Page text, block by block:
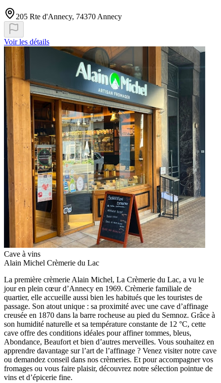
205 Rte d'Annecy, 74370 Annecy
Voir les détails
Cave à vins
Alain Michel Crèmerie du Lac
La première crèmerie Alain Michel, La Crèmerie du Lac, a vu le
jour en plein cœur d’Annecy en 1969. Crèmerie familiale de
quartier, elle accueille aussi bien les habitués que les touristes de
passage. Son atout unique : sa proximité avec une cave d’affinage
creusée en 1870 dans la barre rocheuse au pied du Semnoz. Grâce à
son humidité naturelle et sa température constante de 12 °C, cette
cave offre des conditions idéales pour affiner tommes, bleus,
Abondance, Beaufort et bien d’autres merveilles. Vous souhaitez en
apprendre davantage sur l’art de l’affinage ? Venez visiter notre cave
ou demandez conseil dans nos crèmeries. Et pour accompagner vos
fromages ou vous faire plaisir, découvrez notre sélection pointue de
vins et d’épicerie fine.